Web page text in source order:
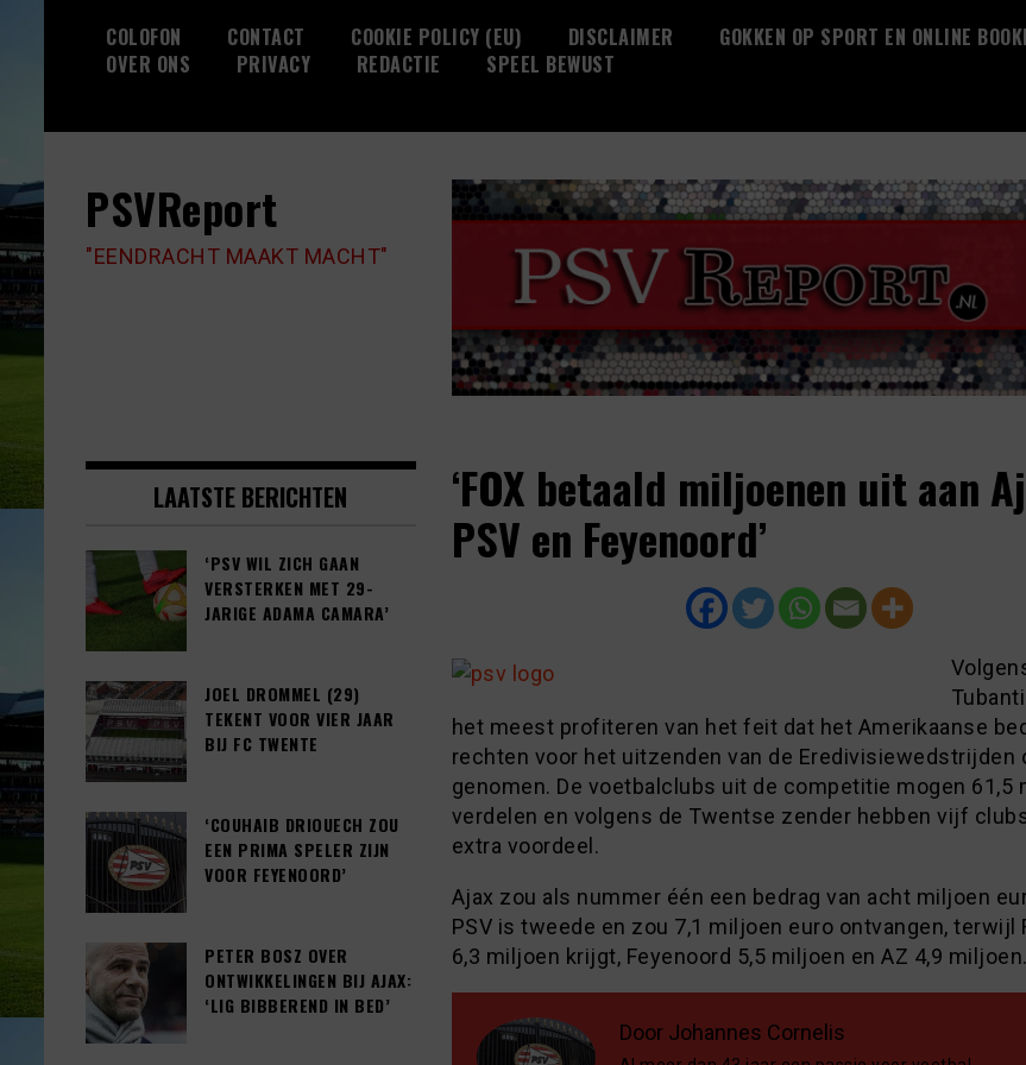
COLOFON CONTACT COOKIE POLICY (EU) DISCLAIMER GOKKEN OP SPORT EN ONLINE
OVER ONS
PRIVACY REDACTIE SPEEL BEWUST
PSVReport
"EENDRACHT MAAKT MACHT"
‘FOX betaald miljoenen uit aan
PSV en Feyenoord’
het meest profiteren van het feit dat het Amerikaanse
rechten voor het uitzenden van de Eredivisiewedstrijden
genomen. De voetbalclubs uit de competitie mogen 61,5
verdelen en volgens de Twentse zender hebben vijf
extra voordeel.
Ajax zou als nummer één een bedrag van acht miljoen
PSV is tweede en zou 7,1 miljoen euro ontvangen, terwijl
6,3 miljoen krijgt, Feyenoord 5,5 miljoen en AZ 4,9 miljoen.
Door Johannes Cornelis
LAATSTE BERICHTEN
‘PSV WIL ZICH GAAN
VERSTERKEN MET 29-
JARIGE ADAMA CAMARA’
JOEL DROMMEL (29)
TEKENT VOOR VIER JAAR
BIJ FC TWENTE
‘COUHAIB DRIOUECH ZOU
EEN PRIMA SPELER ZIJN
VOOR FEYENOORD’
PETER BOSZ OVER
ONTWIKKELINGEN BIJ AJAX:
‘LIG BIBBEREND IN BED’